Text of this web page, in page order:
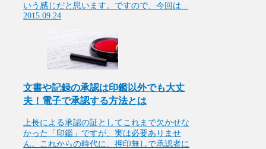
いう感じだと思います。ですので、今回は...
2015.09.24
文書や記録の承認は印鑑以外でも大丈
夫！電子で承認する方法とは
上長による承認の証としてこれまで欠かせな
かった「印鑑」ですが、実は必要ありませ
ん。これからの時代に、押印無しで承認者に